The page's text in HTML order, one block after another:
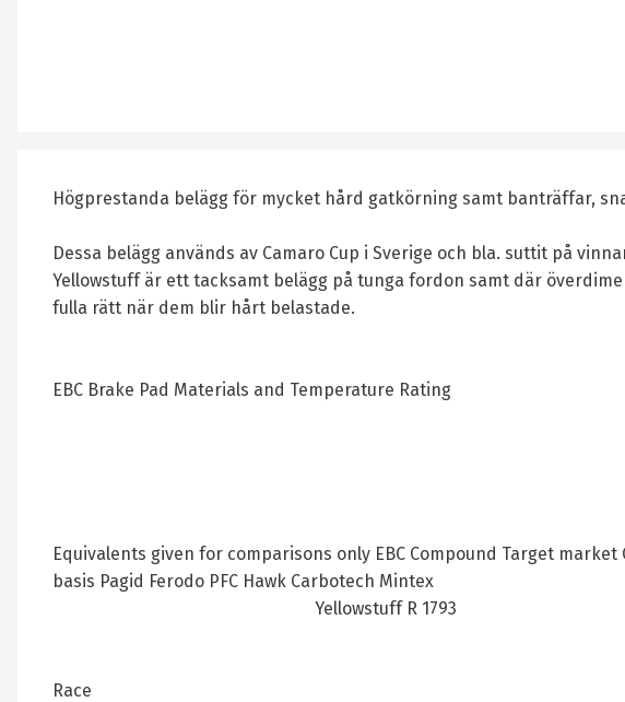
Högprestanda belägg för mycket hård gatkörning samt banträffar,
Dessa belägg används av Camaro Cup i Sverige och bla. suttit på
Yellowstuff är ett tacksamt belägg på tunga fordon samt där
fulla rätt när dem blir hårt belastade.
EBC Brake Pad Materials and Temperature Rating
Equivalents given for comparisons only EBC Compound Target
basis Pagid Ferodo PFC Hawk Carbotech Mintex
Yellowstuff R 1793
Race